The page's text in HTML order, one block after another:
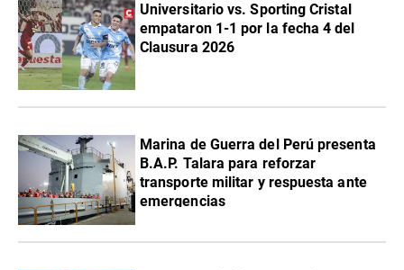
Universitario vs. Sporting Cristal
empataron 1-1 por la fecha 4 del
Clausura 2026
Marina de Guerra del Perú presenta
B.A.P. Talara para reforzar
transporte militar y respuesta ante
emergencias